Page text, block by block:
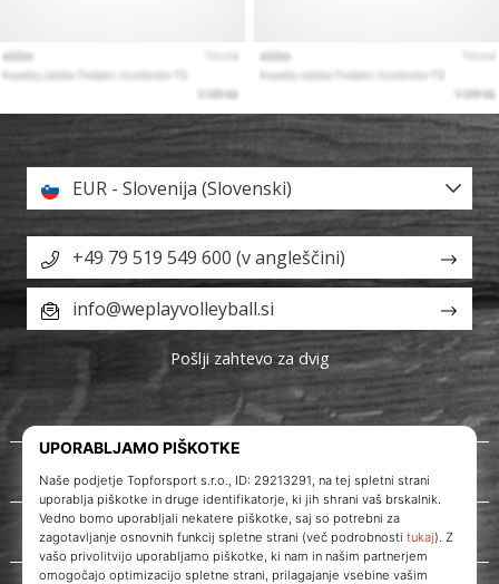
O nas
Storitve za stranke
EUR - Slovenija (Slovenski)
+49 79 519 549 600 (v angleščini)
info@weplayvolleyball.si
Pošlji zahtevo za dvig